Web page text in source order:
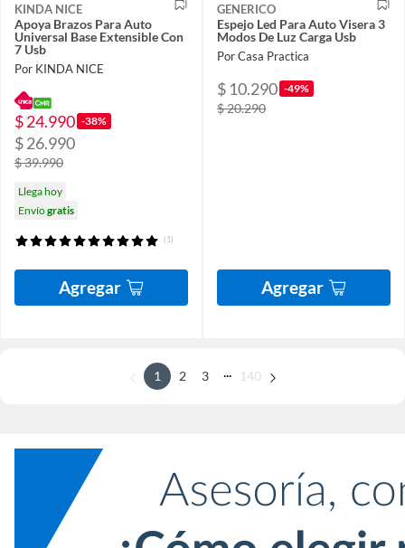
KINDA NICE
Apoya Brazos Para Auto
Universal Base Extensible Con
7 Usb
Por KINDA NICE
$ 24.990 -38%
$ 26.990
$ 39.990
Llega hoy
Envíogratis
(1)
Agregar
GENERICO
Espejo Led Para Auto Visera 3
Modos De Luz Carga Usb
Por Casa Practica
$ 10.290 -49%
$ 20.290
Agregar
1 2 3 ... 140